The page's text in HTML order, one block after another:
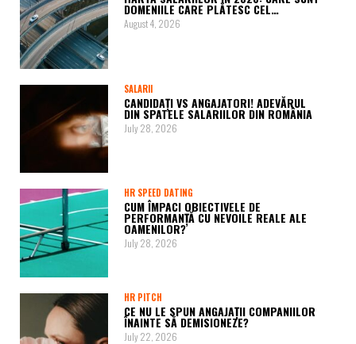
DOMENIILE CARE PLĂTESC CEL…
August 4, 2026
SALARII
CANDIDAȚI VS ANGAJATORI! ADEVĂRUL
DIN SPATELE SALARIILOR DIN ROMÂNIA
July 28, 2026
HR SPEED DATING
CUM ÎMPACI OBIECTIVELE DE
PERFORMANȚĂ CU NEVOILE REALE ALE
OAMENILOR?
July 28, 2026
HR PITCH
CE NU LE SPUN ANGAJAȚII COMPANIILOR
ÎNAINTE SĂ DEMISIONEZE?
July 22, 2026